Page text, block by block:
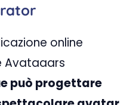
online
Avataaars
può progettare